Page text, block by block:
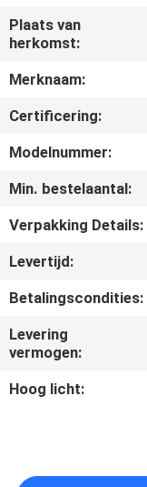
RONDLEIDING
DOOR
DE
FABRIEK
NEEM
CONTACT
MET
ONS
OP
GEVALLEN
Plaats van
herkomst:
Merknaam:
Certificering:
Modelnummer:
Min. bestelaantal:
Verpakking Details:
Levertijd:
Betalingscondities:
Levering
vermogen:
Hoog licht: